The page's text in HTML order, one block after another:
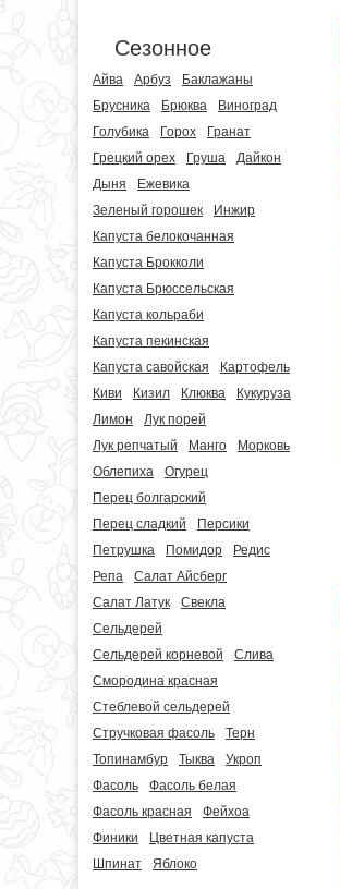
Сезонное
Айва Арбуз
Баклажаны
Брусника
Брюква
Виноград
Голубика
Горох
Гранат
Грецкий орех
Груша
Дайкон
Дыня
Ежевика
Зеленый горошек
Инжир
Капуста белокочанная
Капуста Брокколи
Капуста Брюссельская
Капуста кольраби
Капуста пекинская
Капуста савойская
Картофель
Киви
Кизил Клюква
Кукуруза
Лимон
Лук порей
Лук репчатый
Манго
Морковь
Облепиха
Огурец
Перец болгарский
Перец сладкий
Персики
Петрушка
Помидор
Редис
Репа
Салат Айсберг
Салат Латук
Свекла
Сельдерей
Сельдерей корневой
Слива
Смородина красная
Стеблевой сельдерей
Стручковая фасоль
Терн
Топинамбур
Тыква
Укроп
Фасоль
Фасоль белая
Фасоль красная
Фейхоа
Финики
Цветная капуста
Шпинат
Яблоко